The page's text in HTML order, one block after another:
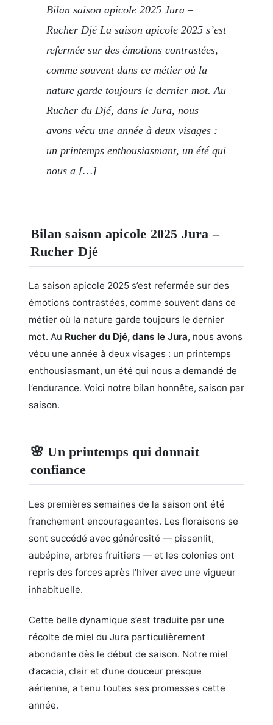
Bilan saison apicole 2025 Jura –
Rucher Djé La saison apicole 2025 s’est
refermée sur des émotions contrastées,
comme souvent dans ce métier où la
nature garde toujours le dernier mot. Au
Rucher du Djé, dans le Jura, nous
avons vécu une année à deux visages :
un printemps enthousiasmant, un été qui
nous a […]
Bilan saison apicole 2025 Jura –
Rucher Djé
La saison apicole 2025 s’est refermée sur des
émotions contrastées, comme souvent dans ce
métier où la nature garde toujours le dernier
mot. Au Rucher du Djé, dans le Jura, nous avons
vécu une année à deux visages : un printemps
enthousiasmant, un été qui nous a demandé de
l’endurance. Voici notre bilan honnête, saison par
saison.
🌸 Un printemps qui donnait
confiance
Les premières semaines de la saison ont été
franchement encourageantes. Les floraisons se
sont succédé avec générosité — pissenlit,
aubépine, arbres fruitiers — et les colonies ont
repris des forces après l’hiver avec une vigueur
inhabituelle.
Cette belle dynamique s’est traduite par une
récolte de miel du Jura particulièrement
abondante dès le début de saison. Notre miel
d’acacia, clair et d’une douceur presque
aérienne, a tenu toutes ses promesses cette
année.